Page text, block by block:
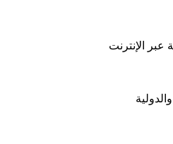
عبر الإنترنت